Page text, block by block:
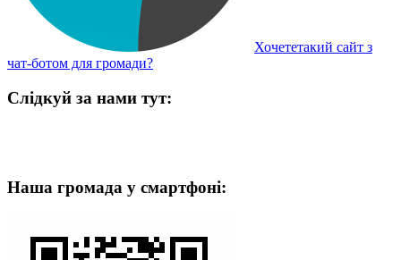
Хочететакий сайт з
чат-ботом для громади?
Слідкуй за нами тут:
Наша громада у смартфоні: